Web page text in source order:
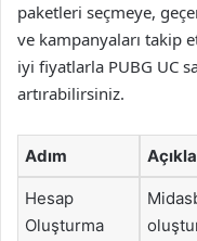
paketleri seçmeye,
ve kampanyaları takip
iyi fiyatlarla PUBG UC
artırabilirsiniz.
Adım
Hesap
Oluşturma